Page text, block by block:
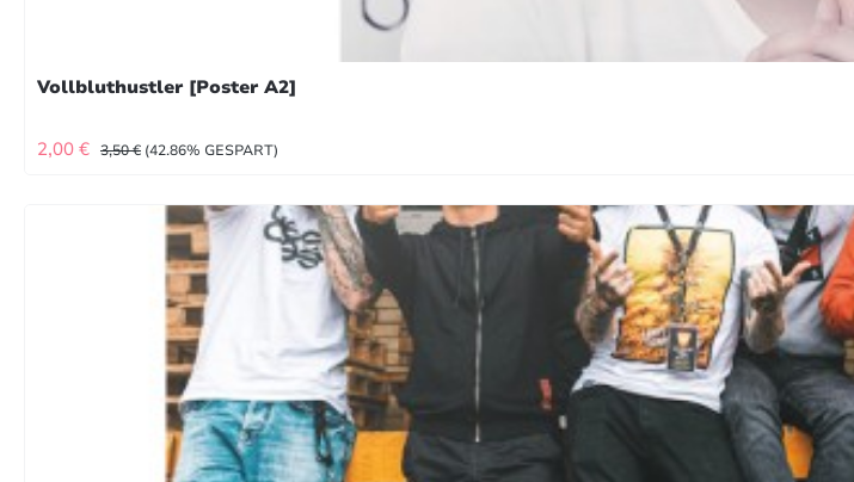
Vollbluthustler [Poster A2]
VERKAUFSPREIS:
2,00 € REGULÄRER PREIS:
3,50 € (42.86% GESPART)